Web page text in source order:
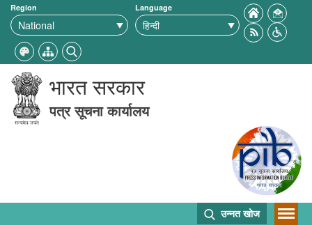
Region Language
भारत सरकार
पत्र सूचना कार्यालय
उन्नत खोज